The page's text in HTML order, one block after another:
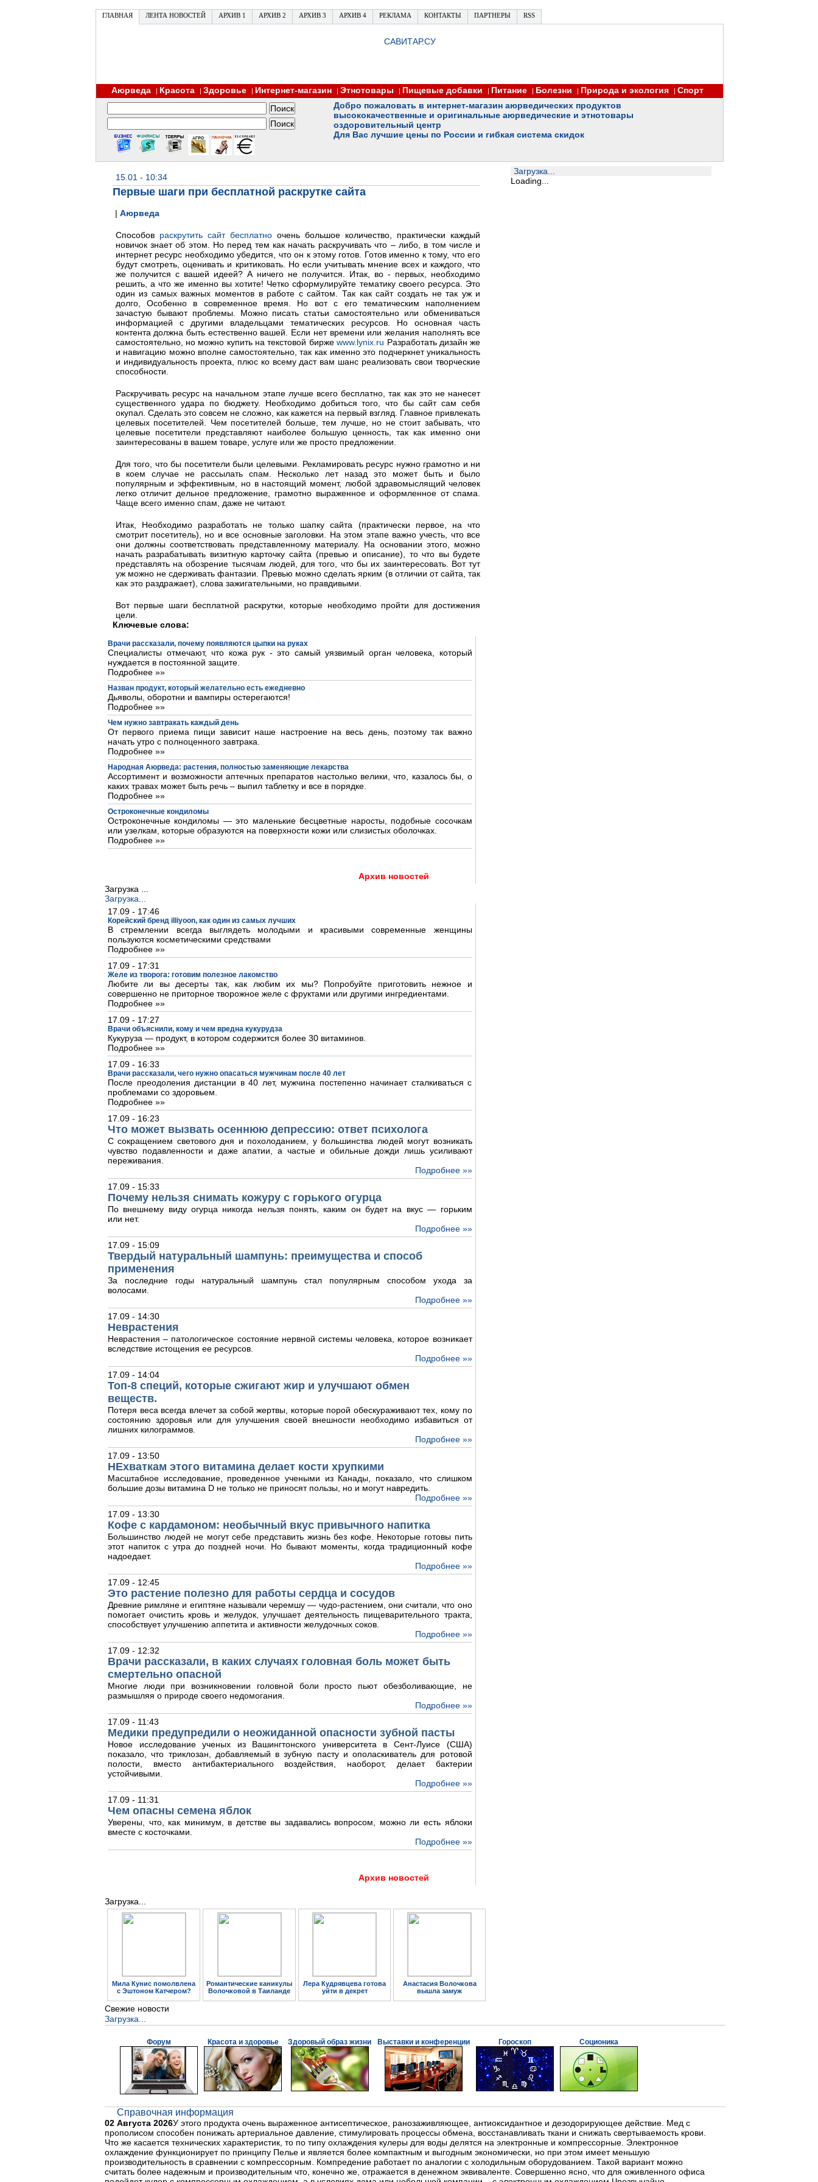
ГЛАВНАЯ ЛЕНТА НОВОСТЕЙ АРХИВ 1 АРХИВ 2 АРХИВ 3 АРХИВ 4 РЕКЛАМА КОНТАКТЫ ПАРТНЕРЫ RSS
САВИТАР.СУ
Аюрведа | Красота | Здоровье | Интернет-магазин | Этнотовары | Пищевые добавки | Питание | Болезни | Природа и экология | Спорт
Добро пожаловать в интернет-магазин аюрведических продуктов
высококачественные и оригинальные аюрведические и этнотовары
оздоровительный центр
Для Вас лучшие цены по России и гибкая система скидок
15.01 - 10:34
Первые шаги при бесплатной раскрутке сайта
| Аюрведа
Способов раскрутить сайт бесплатноочень большое количество, практически каждый
новичок знает об этом. Но перед тем как начать раскручивать что – либо, в том числе и
интернет ресурс необходимо убедится, что он к этому готов. Готов именно к тому, что его
будут смотреть, оценивать и критиковать. Но если учитывать мнение всех и каждого, что
же получится с вашей идеей? А ничего не получится. Итак, во - первых, необходимо
решить, а что же именно вы хотите! Четко сформулируйте тематику своего ресурса. Это
один из самых важных моментов в работе с сайтом. Так как сайт создать не так уж и
долго, Особенно в современное время. Но вот с его тематическим наполнением
зачастую бывают проблемы. Можно писать статьи самостоятельно или обмениваться
информацией с другими владельцами тематических ресурсов. Но основная часть
контента должна быть естественно вашей. Если нет времени или желания наполнять все
самостоятельно, но можно купить на текстовой биржеwww.lynix.ru Разработать дизайн же
и навигацию можно вполне самостоятельно, так как именно это подчеркнет уникальность
и индивидуальность проекта, плюс ко всему даст вам шанс реализовать свои творческие
способности.
Раскручивать ресурс на начальном этапе лучше всего бесплатно, так как это не нанесет
существенного удара по бюджету. Необходимо добиться того, что бы сайт сам себя
окупал. Сделать это совсем не сложно, как кажется на первый взгляд. Главное привлекать
целевых посетителей. Чем посетителей больше, тем лучше, но не стоит забывать, что
целевые посетители представляют наиболее большую ценность, так как именно они
заинтересованы в вашем товаре, услуге или же просто предложении.
Для того, что бы посетители были целевыми. Рекламировать ресурс нужно грамотно и ни
в коем случае не рассылать спам. Несколько лет назад это может быть и было
популярным и эффективным, но в настоящий момент, любой здравомыслящий человек
легко отличит дельное предложение, грамотно выраженное и оформленное от спама.
Чаще всего именно спам, даже не читают.
Итак, Необходимо разработать не только шапку сайта (практически первое, на что
смотрит посетитель), но и все основные заголовки. На этом этапе важно учесть, что все
они должны соответствовать представленному материалу. На основании этого, можно
начать разрабатывать визитную карточку сайта (превью и описание), то что вы будете
представлять на обозрение тысячам людей, для того, что бы их заинтересовать. Вот тут
уж можно не сдерживать фантазии. Превью можно сделать ярким (в отличии от сайта, так
как это раздражает), слова зажигательными, но правдивыми.
Вот первые шаги бесплатной раскрутки, которые необходимо пройти для достижения
цели.
Ключевые слова:
Врачи рассказали, почему появляются цыпки на руках
Специалисты отмечают, что кожа рук - это самый уязвимый орган человека, который
нуждается в постоянной защите.
Подробнее »»
Назван продукт, который желательно есть ежедневно
Дьяволы, оборотни и вампиры остерегаются!
Подробнее »»
Чем нужно завтракать каждый день
От первого приема пищи зависит наше настроение на весь день, поэтому так важно
начать утро с полноценного завтрака.
Подробнее »»
Народная Аюрведа: растения, полностью заменяющие лекарства
Ассортимент и возможности аптечных препаратов настолько велики, что, казалось бы, о
каких травах может быть речь – выпил таблетку и все в порядке.
Подробнее »»
Остроконечные кондиломы
Остроконечные кондиломы — это маленькие бесцветные наросты, подобные сосочкам
или узелкам, которые образуются на поверхности кожи или слизистых оболочках.
Подробнее »»
Архив новостей
Загрузка ...
Загрузка...
17.09 - 17:46
Корейский бренд illiyoon, как один из самых лучших
В стремлении всегда выглядеть молодыми и красивыми современные женщины
пользуются косметическими средствами
Подробнее »»
17.09 - 17:31
Желе из творога: готовим полезное лакомство
Любите ли вы десерты так, как любим их мы? Попробуйте приготовить нежное и
совершенно не приторное творожное желе с фруктами или другими ингредиентами.
Подробнее »»
17.09 - 17:27
Врачи объяснили, кому и чем вредна кукурудза
Кукуруза — продукт, в котором содержится более 30 витаминов.
Подробнее »»
17.09 - 16:33
Врачи рассказали, чего нужно опасаться мужчинам после 40 лет
После преодоления дистанции в 40 лет, мужчина постепенно начинает сталкиваться с
проблемами со здоровьем.
Подробнее »»
17.09 - 16:23
Что может вызвать осеннюю депрессию: ответ психолога
С сокращением светового дня и похолоданием, у большинства людей могут возникать
чувство подавленности и даже апатии, а частые и обильные дожди лишь усиливают
переживания.
Подробнее »»
17.09 - 15:33
Почему нельзя снимать кожуру с горького огурца
По внешнему виду огурца никогда нельзя понять, каким он будет на вкус — горьким
или нет.
Подробнее »»
17.09 - 15:09
Твердый натуральный шампунь: преимущества и способ
применения
За последние годы натуральный шампунь стал популярным способом ухода за
волосами.
Подробнее »»
17.09 - 14:30
Неврастения
Неврастения – патологическое состояние нервной системы человека, которое возникает
вследствие истощения ее ресурсов.
Подробнее »»
17.09 - 14:04
Топ-8 специй, которые сжигают жир и улучшают обмен
веществ.
Потеря веса всегда влечет за собой жертвы, которые порой обескураживают тех, кому по
состоянию здоровья или для улучшения своей внешности необходимо избавиться от
лишних килограммов.
Подробнее »»
17.09 - 13:50
НЕхваткам этого витамина делает кости хрупкими
Масштабное исследование, проведенное учеными из Канады, показало, что слишком
большие дозы витамина D не только не приносят пользы, но и могут навредить.
Подробнее »»
17.09 - 13:30
Кофе с кардамоном: необычный вкус привычного напитка
Большинство людей не могут себе представить жизнь без кофе. Некоторые готовы пить
этот напиток с утра до поздней ночи. Но бывают моменты, когда традиционный кофе
надоедает.
Подробнее »»
17.09 - 12:45
Это растение полезно для работы сердца и сосудов
Древние римляне и египтяне называли черемшу — чудо-растением, они считали, что оно
помогает очистить кровь и желудок, улучшает деятельность пищеварительного тракта,
способствует улучшению аппетита и активности желудочных соков.
Подробнее »»
17.09 - 12:32
Врачи рассказали, в каких случаях головная боль может быть
смертельно опасной
Многие люди при возникновении головной боли просто пьют обезболивающие, не
размышляя о природе своего недомогания.
Подробнее »»
17.09 - 11:43
Медики предупредили о неожиданной опасности зубной пасты
Новое исследование ученых из Вашингтонского университета в Сент-Луисе (США)
показало, что триклозан, добавляемый в зубную пасту и ополаскиватель для ротовой
полости, вместо антибактериального воздействия, наоборот, делает бактерии
устойчивыми.
Подробнее »»
17.09 - 11:31
Чем опасны семена яблок
Уверены, что, как минимум, в детстве вы задавались вопросом, можно ли есть яблоки
вместе с косточками.
Подробнее »»
Архив новостей
Загрузка...
Мила Кунис помолвлена
с Эштоном Катчером?
Романтические каникулы
Волочковой в Таиланде
Лера Кудрявцева готова
уйти в декрет
Анастасия Волочкова
вышла замуж
Свежие новости
Загрузка...
Загрузка...
Loading...
Форум Красота и здоровье Здоровый образ жизни Выставки и конференции Гороскоп Соционика
Справочная информация
02 Августа 2026У этого продукта очень выраженное антисептическое, ранозаживляющее, антиоксидантное и дезодорирующее действие. Мед с
прополисом способен понижать артериальное давление, стимулировать процессы обмена, восстанавливать ткани и снижать свертываемость крови.
Что же касается технических характеристик, то по типу охлаждения кулеры для воды делятся на электронные и компрессорные. Электронное
охлаждение функционирует по принципу Пелье и является более компактным и выгодным экономически, но при этом имеет меньшую
производительность в сравнении с компрессорным. Компредение работает по аналогии с холодильным оборудованием. Такой вариант можно
считать более надежным и производительным что, конечно же, отражается в денежном эквиваленте. Совершенно ясно, что для оживленного офиса